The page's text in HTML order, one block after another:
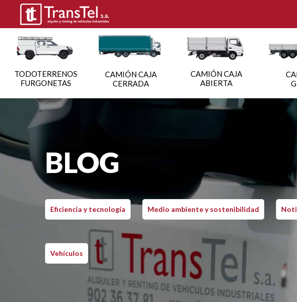
TODOTERRENOS
FURGONETAS
CAMIÓN CAJA
CERRADA
CAMIÓN CAJA
ABIERTA
BLOG
Eficiencia y tecnología Medio ambiente y sostenibilidad
Vehículos